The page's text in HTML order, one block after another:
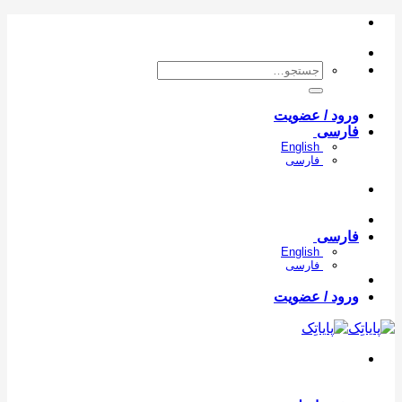
Skip
content
جستجو
برای:
ورود / عضویت
فارسی
فارسی
فارسی
فارسی
ورود / عضویت